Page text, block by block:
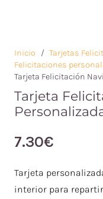
Inicio / Tarjetas
Felicitaciones
Tarjeta Felicitación
Tarjeta
7.30€
Tarjeta
interior para